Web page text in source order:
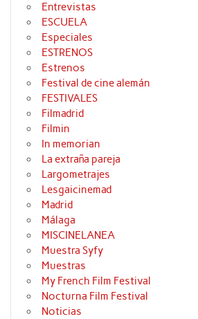
Entrevistas
ESCUELA
Especiales
ESTRENOS
Estrenos
Festival de cine alemán
FESTIVALES
Filmadrid
Filmin
In memorian
La extraña pareja
Largometrajes
Lesgaicinemad
Madrid
Málaga
MISCINELANEA
Muestra Syfy
Muestras
My French Film Festival
Nocturna Film Festival
Noticias